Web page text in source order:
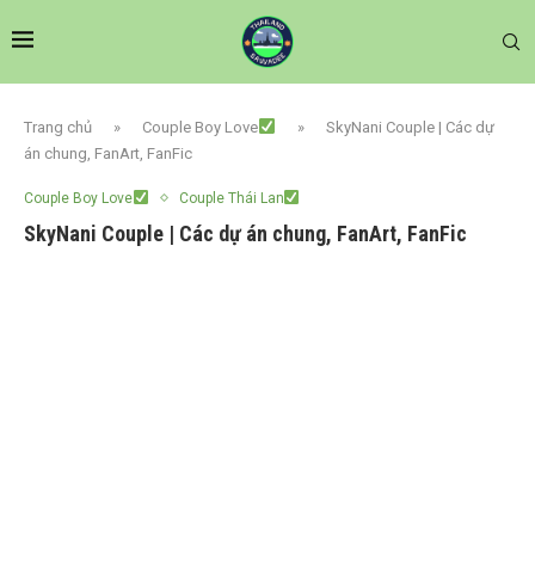
Trang chủ » Couple Boy Love »
SkyNani Couple | Các dự
án chung, FanArt, FanFic
Couple Boy Love Couple Thái Lan
SkyNani Couple | Các dự án chung, FanArt, FanFic